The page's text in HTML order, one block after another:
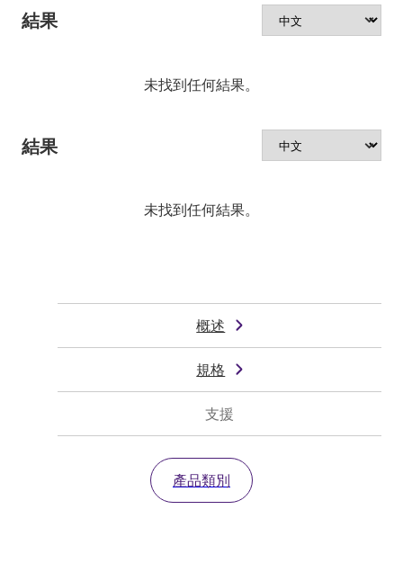
結果
未找到任何結果。
結果
未找到任何結果。
概述
規格
支援
產品類別